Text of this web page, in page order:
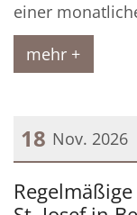
einer
mehr +
18 Nov. 2026
Datum: 18.